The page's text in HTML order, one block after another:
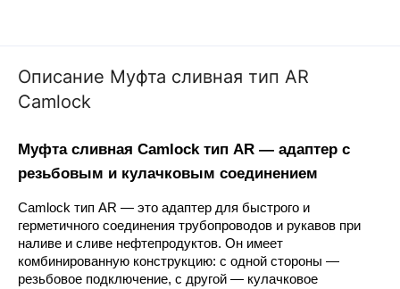
Описание Муфта сливная тип AR
Camlock
Муфта сливная Camlock тип AR — адаптер с
резьбовым и кулачковым соединением
Camlock тип AR — это адаптер для быстрого и
герметичного соединения трубопроводов и рукавов при
наливе и сливе нефтепродуктов. Он имеет
комбинированную конструкцию: с одной стороны —
резьбовое подключение, с другой — кулачковое